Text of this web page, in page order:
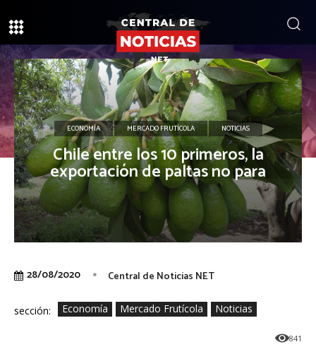
ECONOMÍA MERCADO FRUTÍCOLA NOTICIAS
Chile entre los 10 primeros, la
exportación de paltas no para
28/08/2020 Central de Noticias NET
sección: Economía Mercado Frutícola Noticias
841